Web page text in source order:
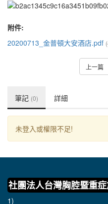
附件:
20200713_金普頓大安酒店.pdf
上一篇
筆記 (0) 詳細
未登入或權限不足!
社團法人台灣胸腔暨重
1)